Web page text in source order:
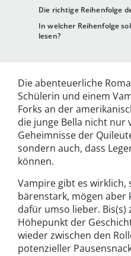
Die richtige Reihenfolge
In welcher Reihenfolge
lesen?
Die abenteuerliche
Schülerin und einem
Forks an der
die junge Bella nicht nur
Geheimnisse der
sondern auch, dass
können.
Vampire gibt es
bärenstark, mögen aber
dafür umso lieber.
Höhepunkt der
wieder zwischen den
potenzieller